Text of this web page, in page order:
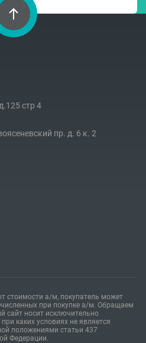
стр 4
пр. д. 6 к. 2
стоимости а/м, покупатель может
при покупке а/м. Обращаем
сайт носит исключительно
каких условиях не является
положениями статьи 437
Федерации.